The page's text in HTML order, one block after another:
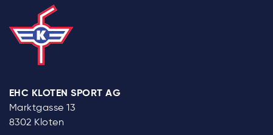
EHC KLOTEN SPORT AG
Marktgasse 13
8302 Kloten